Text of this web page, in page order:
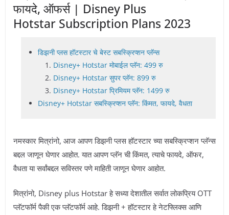
फायदे, ऑफर्स | Disney Plus
Hotstar Subscription Plans 2023
डिझनी प्लस हॉटस्टार चे बेस्ट सबस्क्रिप्शन प्लॅन्स
Disney+ Hotstar मोबाईल प्लॅन: 499 रु
Disney+ Hotstar सुपर प्लॅन: 899 रु
Disney+ Hotstar प्रिमियम प्लॅन: 1499 रु
Disney+ Hotstar सबस्क्रिप्शन प्लॅन: किंमत, फायदे, वैधता
नमस्कार मित्रांनो, आज आपण डिझनी प्लस हॉटस्टार च्या सबस्क्रिप्शन प्लॅन्स
बद्दल जाणून घेणार आहोत. यात आपण प्लॅन ची किंमत, त्याचे फायदे, ऑफर,
वैधता या सर्वांबद्दल सविस्तर पणे माहिती जाणून घेणार आहोत.
मित्रांनो, Disney plus Hotstar हे सध्या देशातील सर्वात लोकप्रिय OTT
प्लॅटफॉर्म पैकी एक प्लॅटफॉर्म आहे. डिझनी + हॉटस्टार हे नेटफ्लिक्स आणि